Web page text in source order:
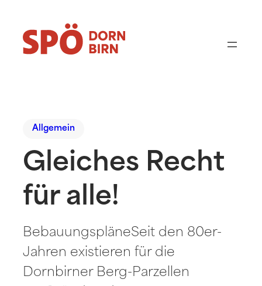
Allgemein
Gleiches Recht
für alle!
BebauungspläneSeit den 80er-
Jahren existieren für die
Dornbirner Berg-Parzellen